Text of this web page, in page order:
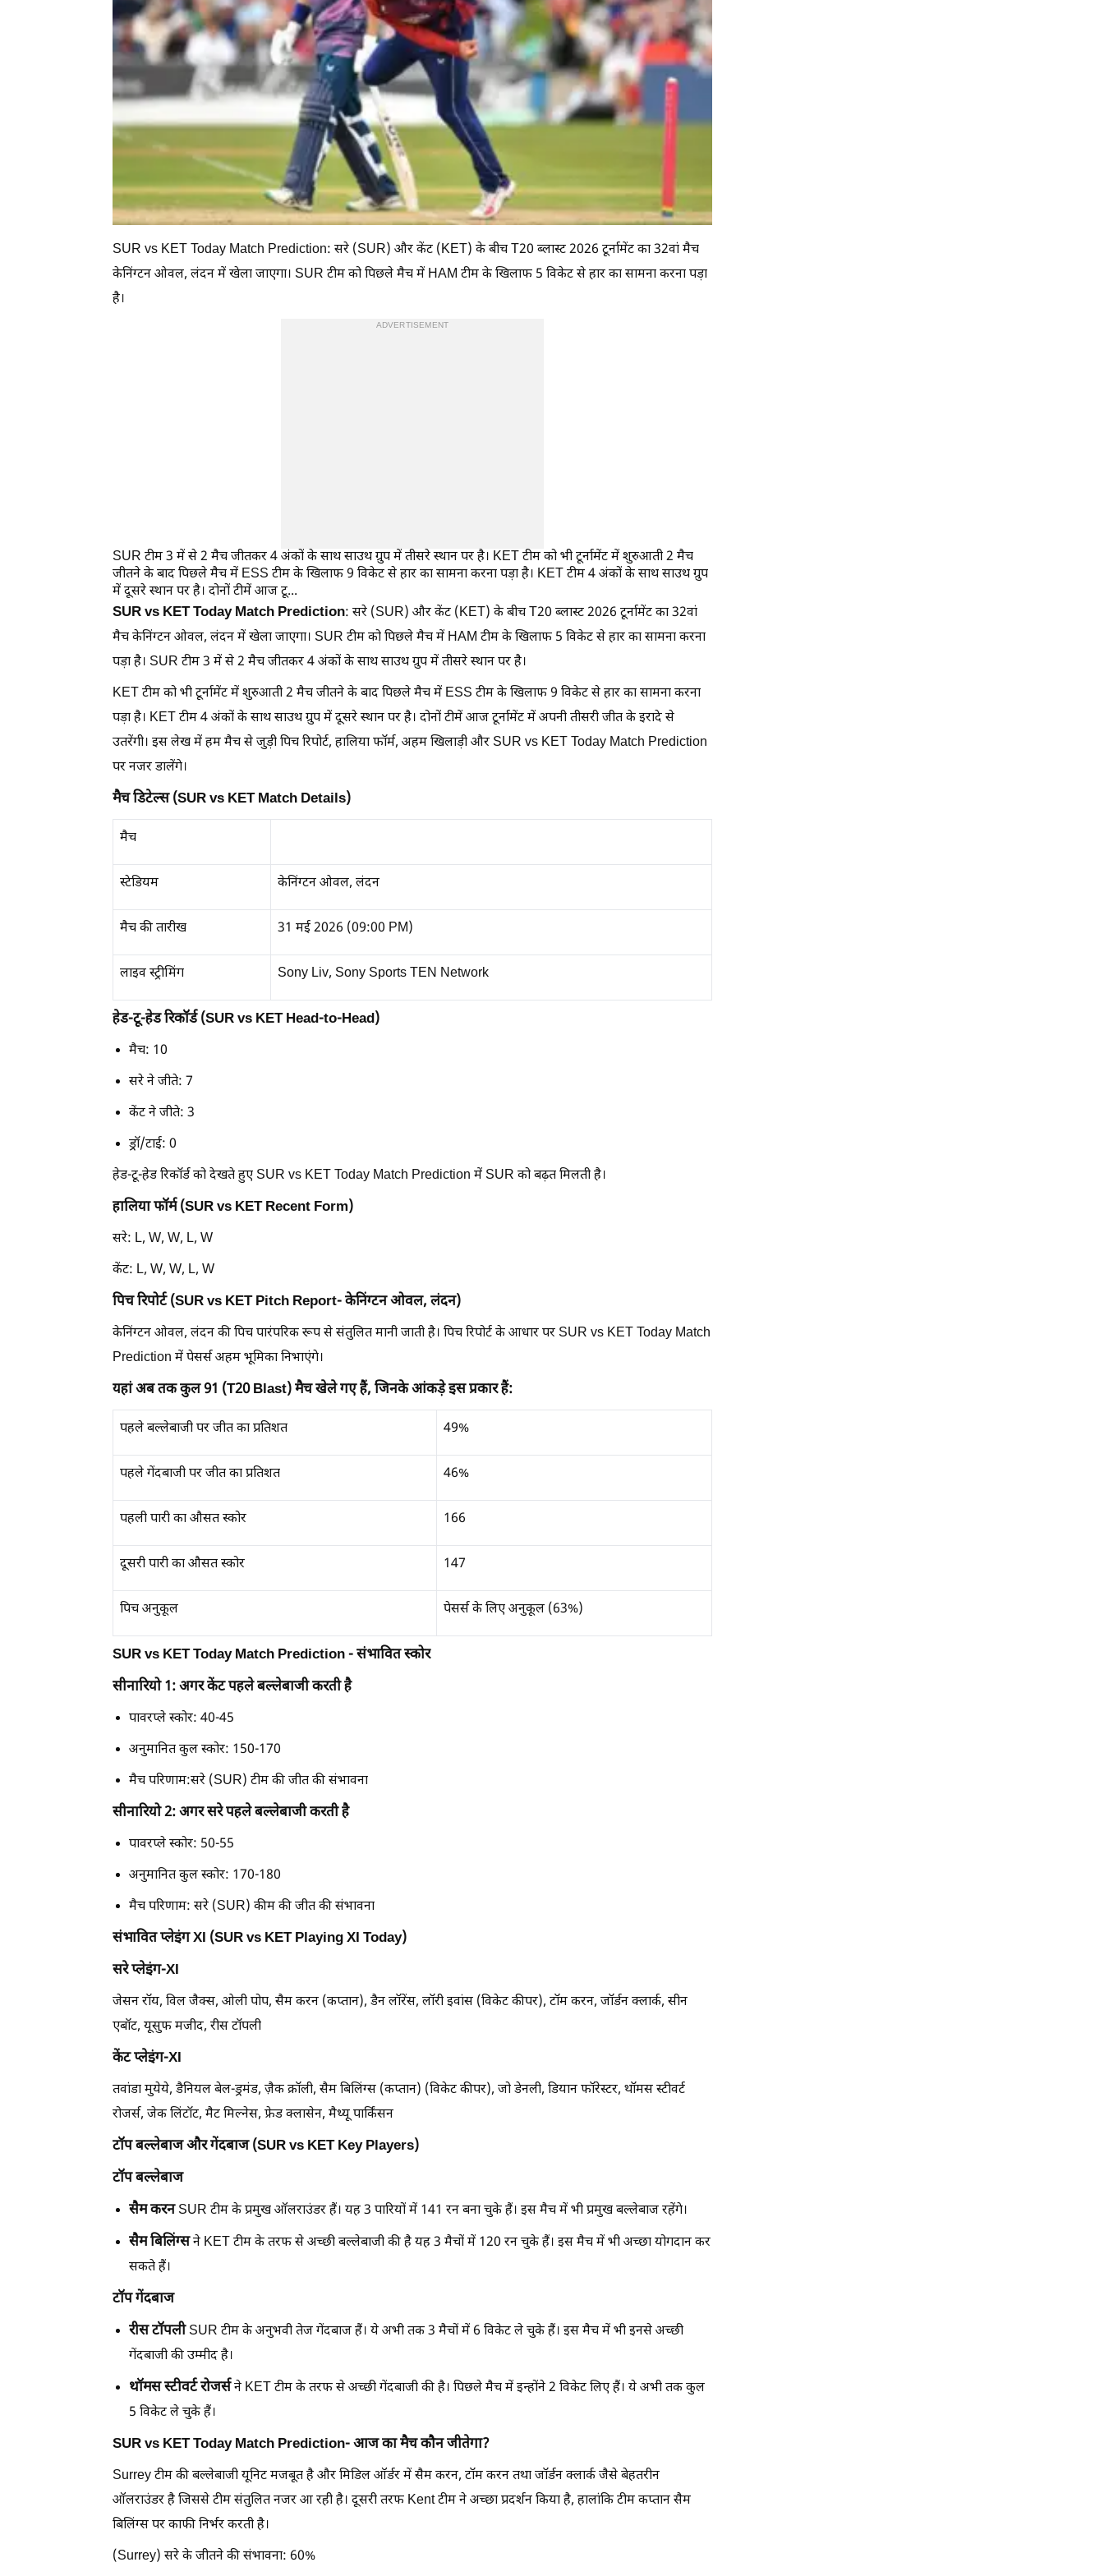
SUR vs KET Today Match Prediction: सरे (SUR) और केंट (KET) के बीच T20 ब्लास्ट 2026 टूर्नामेंट का 32वां मैच
केनिंग्टन ओवल, लंदन में खेला जाएगा। SUR टीम को पिछले मैच में HAM टीम के खिलाफ 5 विकेट से हार का सामना करना पड़ा
है।
ADVERTISEMENT
SUR टीम 3 में से 2 मैच जीतकर 4 अंकों के साथ साउथ ग्रुप में तीसरे स्थान पर है। KET टीम को भी टूर्नामेंट में शुरुआती 2 मैच
जीतने के बाद पिछले मैच में ESS टीम के खिलाफ 9 विकेट से हार का सामना करना पड़ा है। KET टीम 4 अंकों के साथ साउथ ग्रुप
में दूसरे स्थान पर है। दोनों टीमें आज टू...
SUR vs KET Today Match Prediction: सरे (SUR) और केंट (KET) के बीच T20 ब्लास्ट 2026 टूर्नामेंट का 32वां
मैच केनिंग्टन ओवल, लंदन में खेला जाएगा। SUR टीम को पिछले मैच में HAM टीम के खिलाफ 5 विकेट से हार का सामना करना
पड़ा है। SUR टीम 3 में से 2 मैच जीतकर 4 अंकों के साथ साउथ ग्रुप में तीसरे स्थान पर है।
KET टीम को भी टूर्नामेंट में शुरुआती 2 मैच जीतने के बाद पिछले मैच में ESS टीम के खिलाफ 9 विकेट से हार का सामना करना
पड़ा है। KET टीम 4 अंकों के साथ साउथ ग्रुप में दूसरे स्थान पर है। दोनों टीमें आज टूर्नामेंट में अपनी तीसरी जीत के इरादे से
उतरेंगी। इस लेख में हम मैच से जुड़ी पिच रिपोर्ट, हालिया फॉर्म, अहम खिलाड़ी और SUR vs KET Today Match Prediction
पर नजर डालेंगे।
मैच डिटेल्स (SUR vs KET Match Details)
मैच
स्टेडियम केनिंग्टन ओवल, लंदन
मैच की तारीख 31 मई 2026 (09:00 PM)
लाइव स्ट्रीमिंग Sony Liv, Sony Sports TEN Network
हेड-टू-हेड रिकॉर्ड (SUR vs KET Head-to-Head)
मैच: 10
सरे ने जीते: 7
केंट ने जीते: 3
ड्रॉ/टाई: 0
हेड-टू-हेड रिकॉर्ड को देखते हुए SUR vs KET Today Match Prediction में SUR को बढ़त मिलती है।
हालिया फॉर्म (SUR vs KET Recent Form)
सरे: L, W, W, L, W
केंट: L, W, W, L, W
पिच रिपोर्ट (SUR vs KET Pitch Report- केनिंग्टन ओवल, लंदन)
केनिंग्टन ओवल, लंदन की पिच पारंपरिक रूप से संतुलित मानी जाती है। पिच रिपोर्ट के आधार पर SUR vs KET Today Match
Prediction में पेसर्स अहम भूमिका निभाएंगे।
यहां अब तक कुल 91 (T20 Blast) मैच खेले गए हैं, जिनके आंकड़े इस प्रकार हैं:
पहले बल्लेबाजी पर जीत का प्रतिशत 49%
पहले गेंदबाजी पर जीत का प्रतिशत 46%
पहली पारी का औसत स्कोर 166
दूसरी पारी का औसत स्कोर 147
पिच अनुकूल पेसर्स के लिए अनुकूल (63%)
SUR vs KET Today Match Prediction - संभावित स्कोर
सीनारियो 1: अगर केंट पहले बल्लेबाजी करती है
पावरप्ले स्कोर: 40-45
अनुमानित कुल स्कोर: 150-170
मैच परिणाम:सरे (SUR) टीम की जीत की संभावना
सीनारियो 2: अगर सरे पहले बल्लेबाजी करती है
पावरप्ले स्कोर: 50-55
अनुमानित कुल स्कोर: 170-180
मैच परिणाम: सरे (SUR) कीम की जीत की संभावना
संभावित प्लेइंग XI (SUR vs KET Playing XI Today)
सरे प्लेइंग-XI
जेसन रॉय, विल जैक्स, ओली पोप, सैम करन (कप्तान), डैन लॉरेंस, लॉरी इवांस (विकेट कीपर), टॉम करन, जॉर्डन क्लार्क, सीन
एबॉट, यूसुफ मजीद, रीस टॉपली
केंट प्लेइंग-XI
तवांडा मुयेये, डैनियल बेल-ड्रमंड, ज़ैक क्रॉली, सैम बिलिंग्स (कप्तान) (विकेट कीपर), जो डेनली, डियान फॉरेस्टर, थॉमस स्टीवर्ट
रोजर्स, जेक लिंटॉट, मैट मिल्नेस, फ्रेड क्लासेन, मैथ्यू पार्किंसन
टॉप बल्लेबाज और गेंदबाज (SUR vs KET Key Players)
टॉप बल्लेबाज
सैम करनSUR टीम के प्रमुख ऑलराउंडर हैं। यह 3 पारियों में 141 रन बना चुके हैं। इस मैच में भी प्रमुख बल्लेबाज रहेंगे।
सैम बिलिंग्सने KET टीम के तरफ से अच्छी बल्लेबाजी की है यह 3 मैचों में 120 रन चुके हैं। इस मैच में भी अच्छा योगदान कर
सकते हैं।
टॉप गेंदबाज
रीस टॉपलीSUR टीम के अनुभवी तेज गेंदबाज हैं। ये अभी तक 3 मैचों में 6 विकेट ले चुके हैं। इस मैच में भी इनसे अच्छी
गेंदबाजी की उम्मीद है।
थॉमस स्टीवर्ट रोजर्सने KET टीम के तरफ से अच्छी गेंदबाजी की है। पिछले मैच में इन्होंने 2 विकेट लिए हैं। ये अभी तक कुल
5 विकेट ले चुके हैं।
SUR vs KET Today Match Prediction- आज का मैच कौन जीतेगा?
Surrey टीम की बल्लेबाजी यूनिट मजबूत है और मिडिल ऑर्डर में सैम करन, टॉम करन तथा जॉर्डन क्लार्क जैसे बेहतरीन
ऑलराउंडर है जिससे टीम संतुलित नजर आ रही है। दूसरी तरफ Kent टीम ने अच्छा प्रदर्शन किया है, हालांकि टीम कप्तान सैम
बिलिंग्स पर काफी निर्भर करती है।
(Surrey) सरे के जीतने की संभावना: 60%